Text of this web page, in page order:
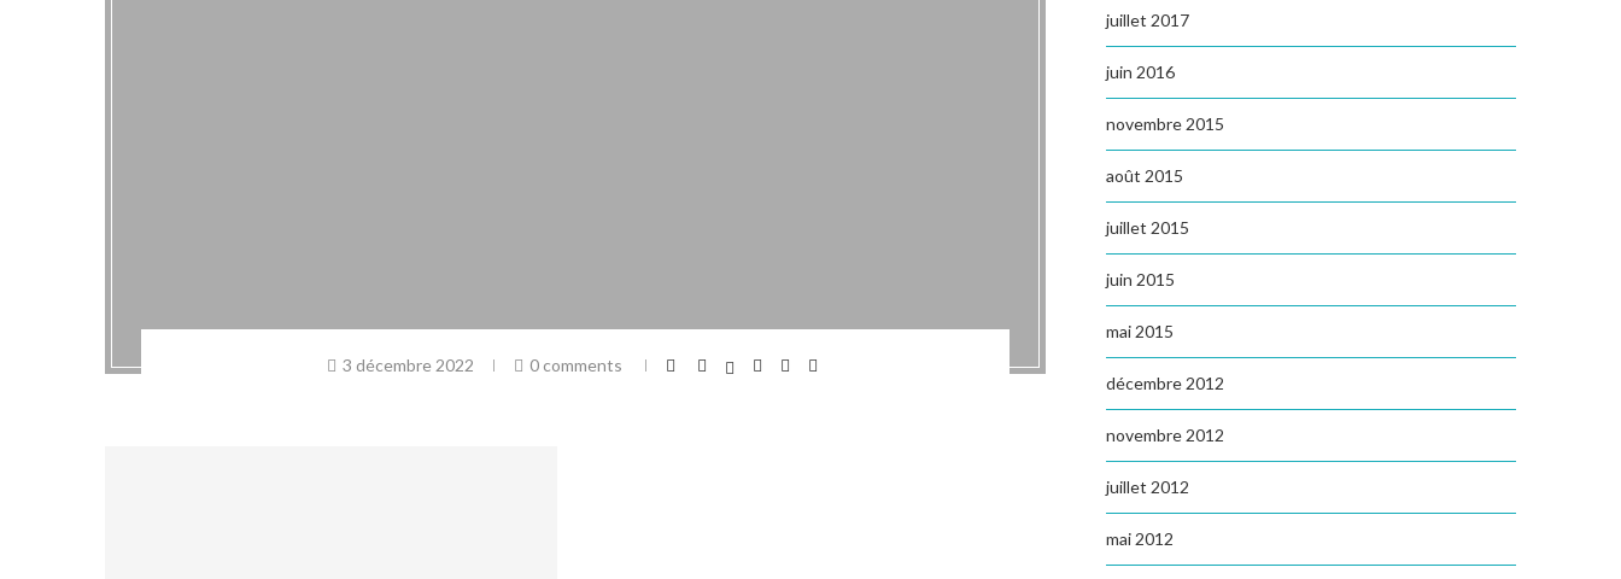
3 décembre 2022 0 comments
juillet 2017
juin 2016
novembre 2015
août 2015
juillet 2015
juin 2015
mai 2015
décembre 2012
novembre 2012
juillet 2012
mai 2012